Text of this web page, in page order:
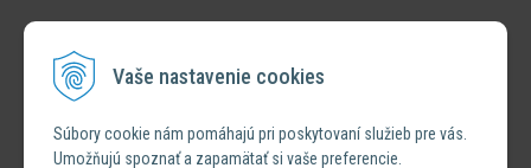
Vaše nastavenie cookies
Súbory cookie nám pomáhajú pri poskytovaní služieb pre vás.
Umožňujú spoznať a zapamätať si vaše preferencie.
SLEDUJTE NÁS